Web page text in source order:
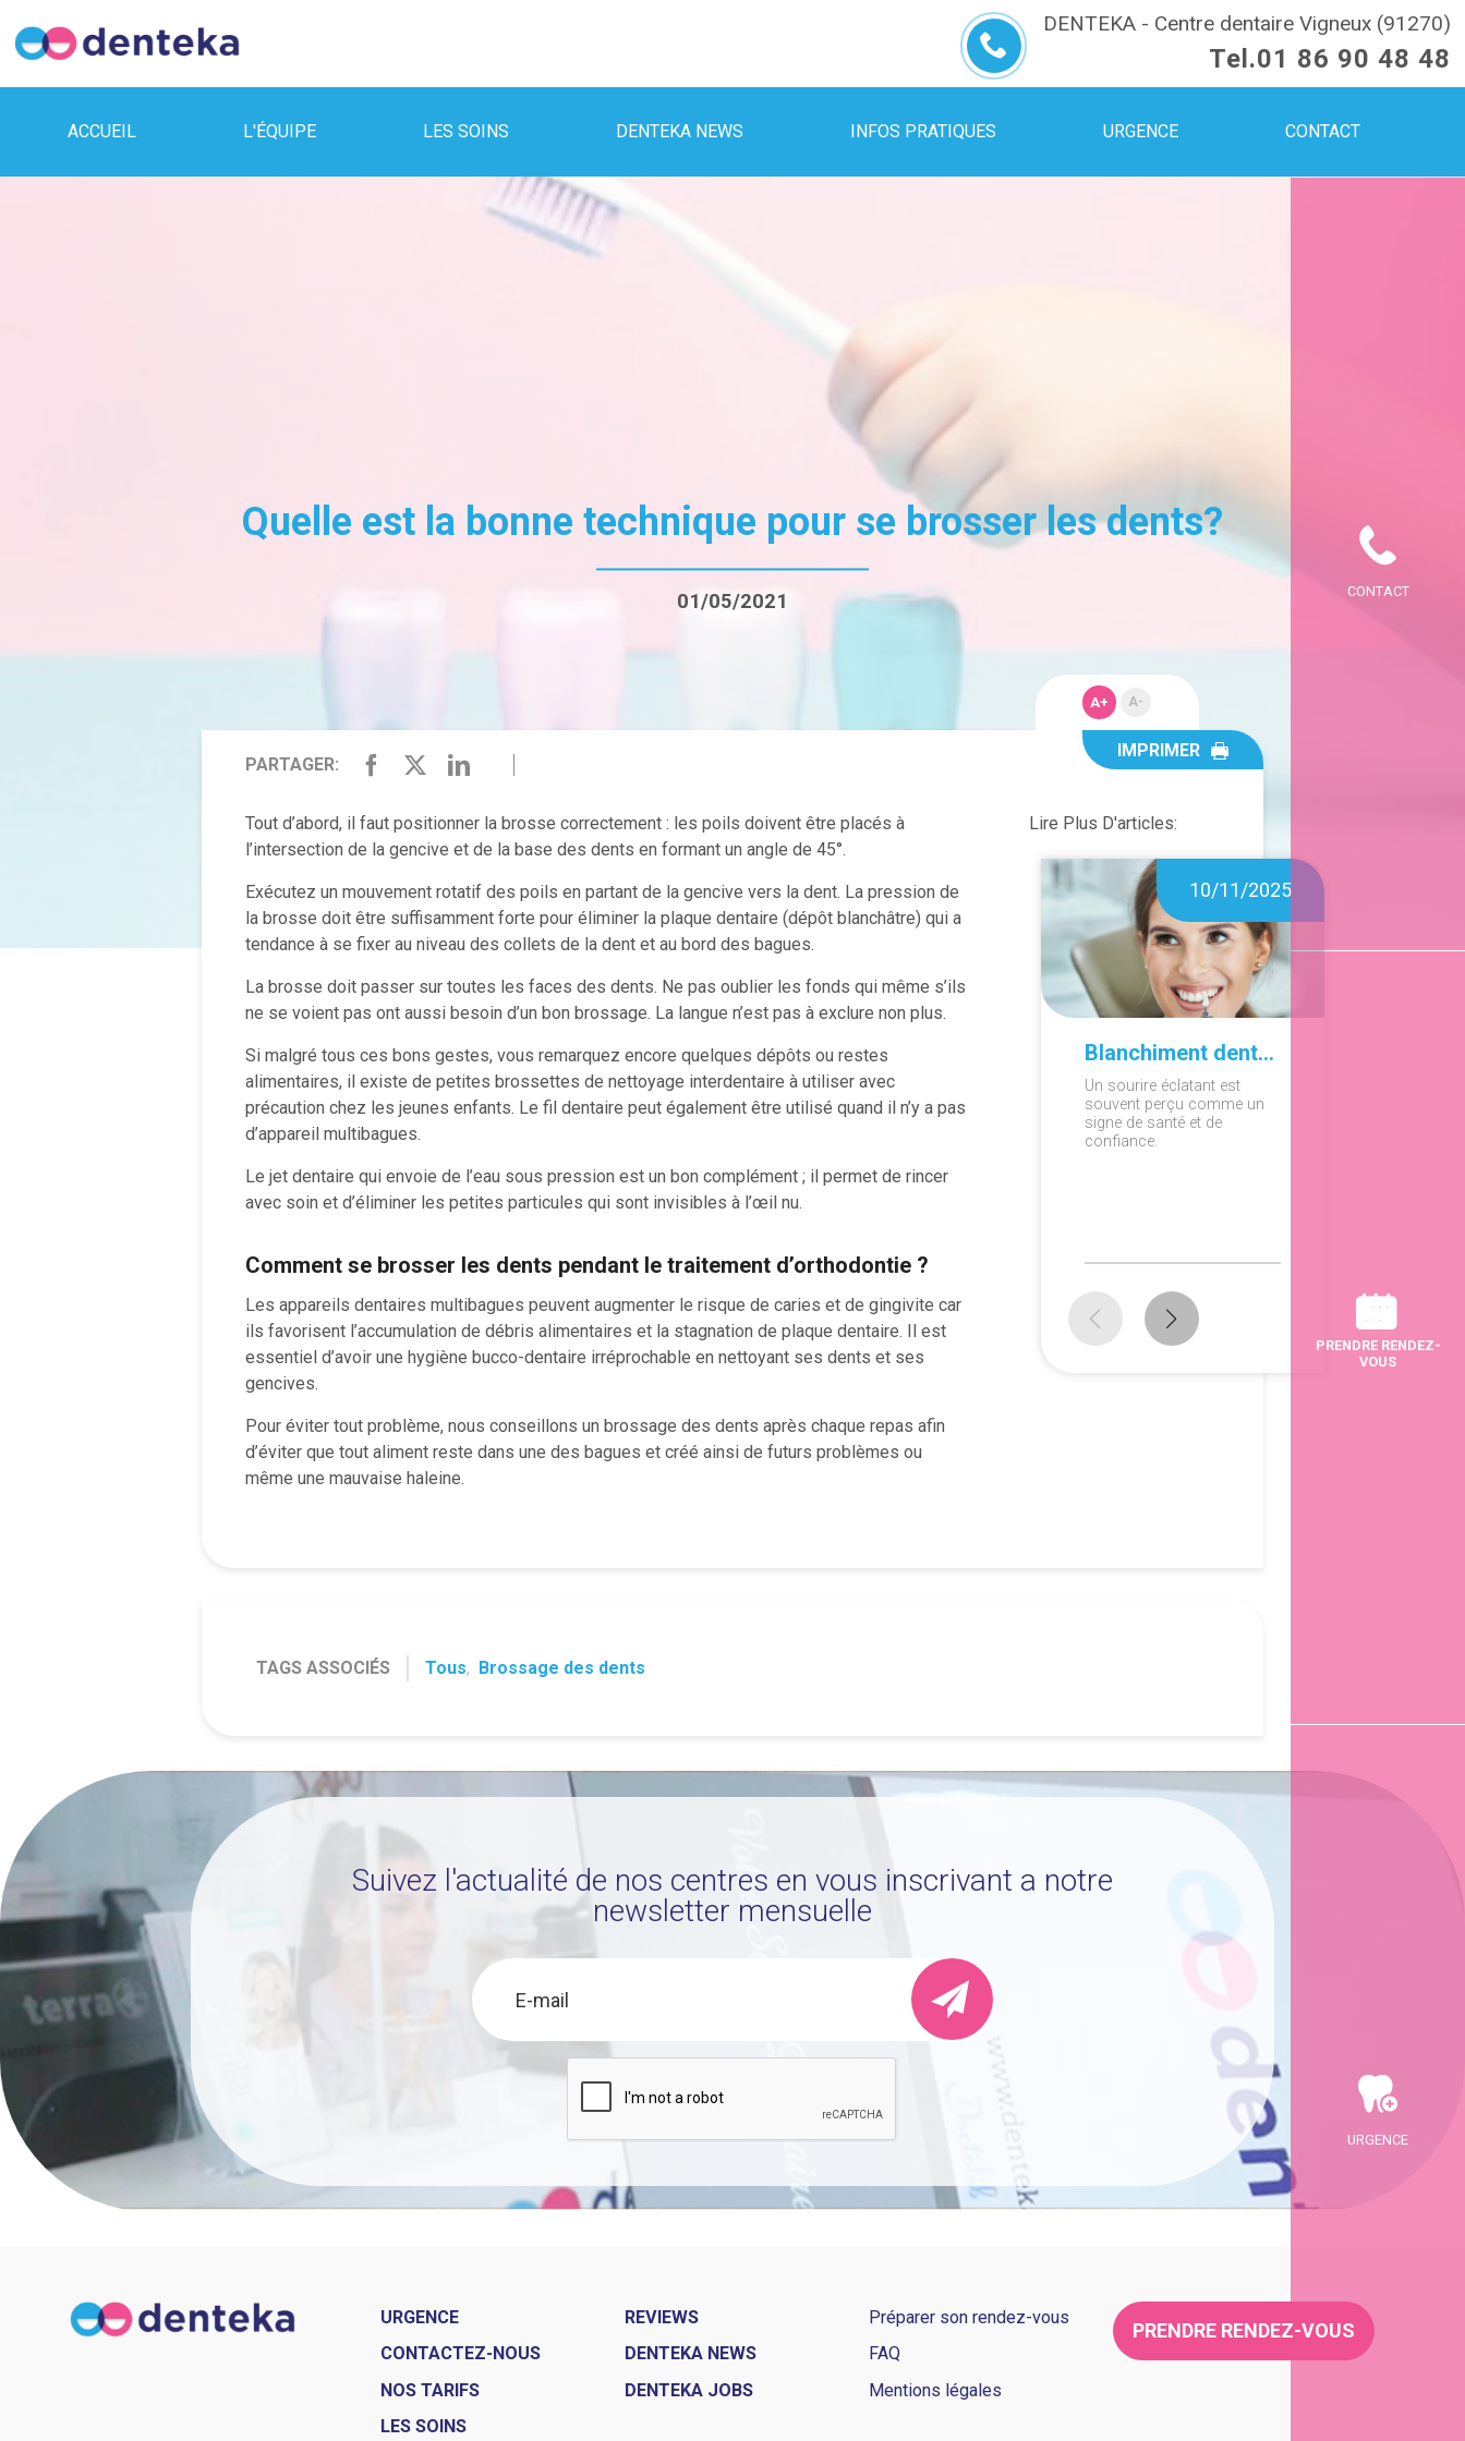
DENTEKA - Centre dentaire Vigneux (91270)
Tel.01 86 90 48 48
ACCUEIL L'ÉQUIPE LES SOINS DENTEKA NEWS INFOS PRATIQUES URGENCE CONTACT
Quelle est la bonne technique pour se brosser les dents?
01/05/2021
A+ A-
IMPRIMER
PARTAGER:
Tout d’abord, il faut positionner la brosse correctement : les poils doivent être placés à
l’intersection de la gencive et de la base des dents en formant un angle de 45°.
Exécutez un mouvement rotatif des poils en partant de la gencive vers la dent. La pression de
la brosse doit être suffisamment forte pour éliminer la plaque dentaire (dépôt blanchâtre) qui a
tendance à se fixer au niveau des collets de la dent et au bord des bagues.
La brosse doit passer sur toutes les faces des dents. Ne pas oublier les fonds qui même s’ils
ne se voient pas ont aussi besoin d’un bon brossage. La langue n’est pas à exclure non plus.
Si malgré tous ces bons gestes, vous remarquez encore quelques dépôts ou restes
alimentaires, il existe de petites brossettes de nettoyage interdentaire à utiliser avec
précaution chez les jeunes enfants. Le fil dentaire peut également être utilisé quand il n’y a pas
d’appareil multibagues.
Le jet dentaire qui envoie de l’eau sous pression est un bon complément ; il permet de rincer
avec soin et d’éliminer les petites particules qui sont invisibles à l’œil nu.
Comment se brosser les dents pendant le traitement d’orthodontie ?
Les appareils dentaires multibagues peuvent augmenter le risque de caries et de gingivite car
ils favorisent l’accumulation de débris alimentaires et la stagnation de plaque dentaire. Il est
essentiel d’avoir une hygiène bucco-dentaire irréprochable en nettoyant ses dents et ses
gencives.
Pour éviter tout problème, nous conseillons un brossage des dents après chaque repas afin
d’éviter que tout aliment reste dans une des bagues et créé ainsi de futurs problèmes ou
même une mauvaise haleine.
Lire Plus D'articles:
10/11/2025
Blanchiment dentaire à domicile ou en cabinet : que choisir ?
Un sourire éclatant est
souvent perçu comme un
signe de santé et de
confiance.
TAGS ASSOCIÉS Tous, Brossage des dents
CONTACT
PRENDRE RENDEZ-
VOUS
URGENCE
Suivez l'actualité de nos centres en vous inscrivant a notre
newsletter mensuelle
URGENCE
CONTACTEZ-NOUS
NOS TARIFS
LES SOINS
REVIEWS
DENTEKA NEWS
DENTEKA JOBS
Préparer son rendez-vous
FAQ
Mentions légales
PRENDRE RENDEZ-VOUS